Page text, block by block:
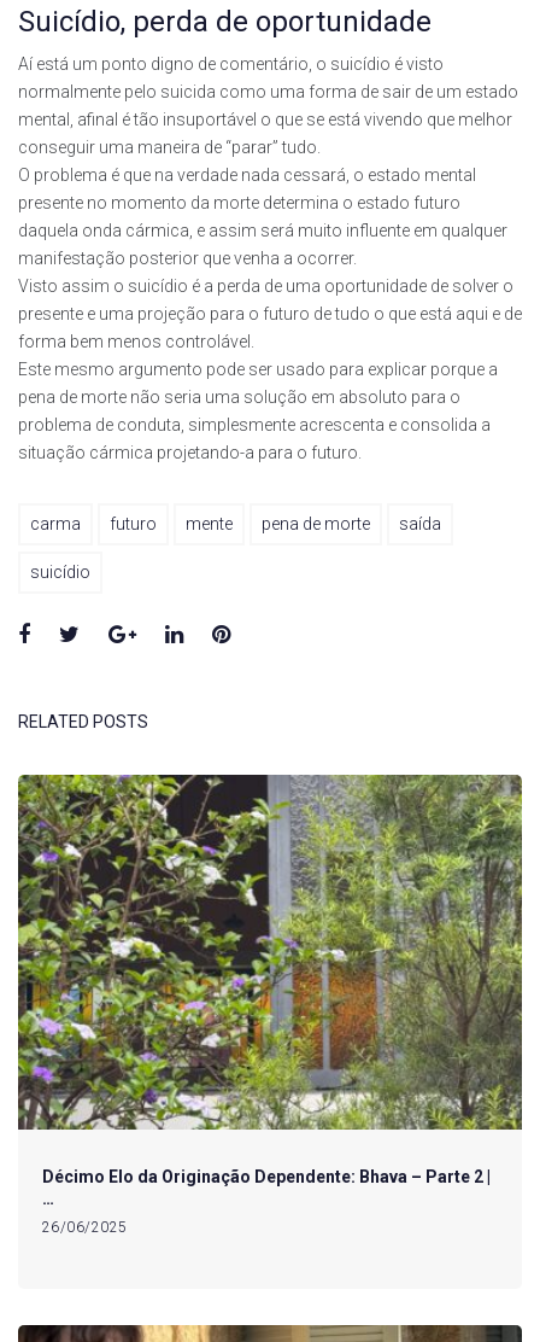
Suicídio, perda de oportunidade
Aí está um ponto digno de comentário, o suicídio é visto
normalmente pelo suicida como uma forma de sair de um estado
mental, afinal é tão insuportável o que se está vivendo que melhor
conseguir uma maneira de “parar” tudo.
O problema é que na verdade nada cessará, o estado mental
presente no momento da morte determina o estado futuro
daquela onda cármica, e assim será muito influente em qualquer
manifestação posterior que venha a ocorrer.
Visto assim o suicídio é a perda de uma oportunidade de solver o
presente e uma projeção para o futuro de tudo o que está aqui e de
forma bem menos controlável.
Este mesmo argumento pode ser usado para explicar porque a
pena de morte não seria uma solução em absoluto para o
problema de conduta, simplesmente acrescenta e consolida a
situação cármica projetando-a para o futuro.
carma futuro mente pena de morte saída
suicídio
Facebook
TwitterGoogle+LinkedInPinterest
RELATED POSTS
Décimo Elo da Originação Dependente: Bhava – Parte 2 |
…
26/06/2025